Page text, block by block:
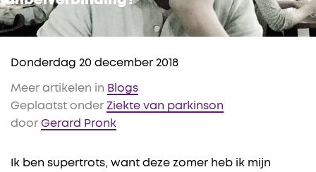
Donderdag 20 december 2018
Meer artikelen in Blogs
Geplaatst onder Ziekte van parkinson
door Gerard Pronk
Ik ben supertrots, want deze zomer heb ik mijn